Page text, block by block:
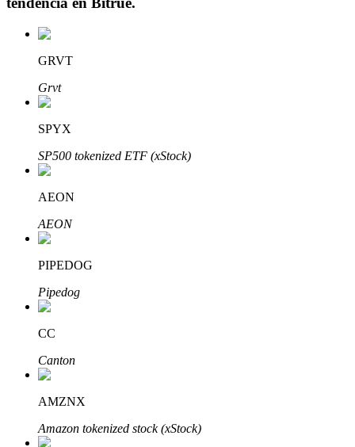
Inversión automática
Obtenga más información sobre cómo obtener ingresos pasivos
Bitrue
GRVT
Grvt
SPYX
SP500 tokenized ETF (xStock)
AEON
AEON
PIPEDOG
Pipedog
CC
Canton
AMZNX
Amazon tokenized stock (xStock)